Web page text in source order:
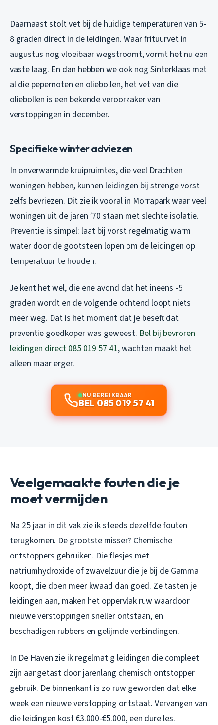
Daarnaast stolt vet bij de huidige temperaturen van 5-
8 graden direct in de leidingen. Waar frituurvet in
augustus nog vloeibaar wegstroomt, vormt het nu een
vaste laag. En dan hebben we ook nog Sinterklaas met
al die pepernoten en oliebollen, het vet van die
oliebollen is een bekende veroorzaker van
verstoppingen in december.
Specifieke winter adviezen
In onverwarmde kruipruimtes, die veel Drachten
woningen hebben, kunnen leidingen bij strenge vorst
zelfs bevriezen. Dit zie ik vooral in Morrapark waar veel
woningen uit de jaren ’70 staan met slechte isolatie.
Preventie is simpel: laat bij vorst regelmatig warm
water door de gootsteen lopen om de leidingen op
temperatuur te houden.
Je kent het wel, die ene avond dat het ineens -5
graden wordt en de volgende ochtend loopt niets
meer weg. Dat is het moment dat je beseft dat
preventie goedkoper was geweest. Bel bij bevroren
leidingen direct 085 019 57 41, wachten maakt het
alleen maar erger.
NU BEREIKBAAR
BEL 085 019 57 41
Veelgemaakte fouten die je
moet vermijden
Na 25 jaar in dit vak zie ik steeds dezelfde fouten
terugkomen. De grootste misser? Chemische
ontstoppers gebruiken. Die flesjes met
natriumhydroxide of zwavelzuur die je bij de Gamma
koopt, die doen meer kwaad dan goed. Ze tasten je
leidingen aan, maken het oppervlak ruw waardoor
nieuwe verstoppingen sneller ontstaan, en
beschadigen rubbers en gelijmde verbindingen.
In De Haven zie ik regelmatig leidingen die compleet
zijn aangetast door jarenlang chemisch ontstopper
gebruik. De binnenkant is zo ruw geworden dat elke
week een nieuwe verstopping ontstaat. Vervangen van
die leidingen kost €3.000-€5.000, een dure les.